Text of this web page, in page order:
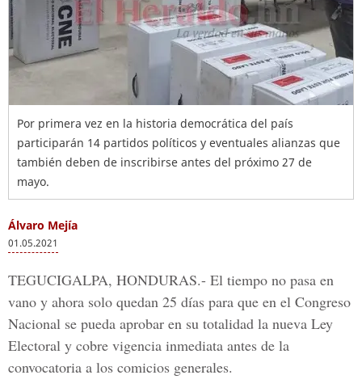
Por primera vez en la historia democrática del país
participarán 14 partidos políticos y eventuales alianzas que
también deben de inscribirse antes del próximo 27 de
mayo.
Álvaro Mejía
01.05.2021
TEGUCIGALPA, HONDURAS.- El tiempo no pasa en
vano y ahora solo quedan 25 días para que en el Congreso
Nacional se pueda aprobar en su totalidad la nueva Ley
Electoral y cobre vigencia inmediata antes de la
convocatoria a los comicios generales.